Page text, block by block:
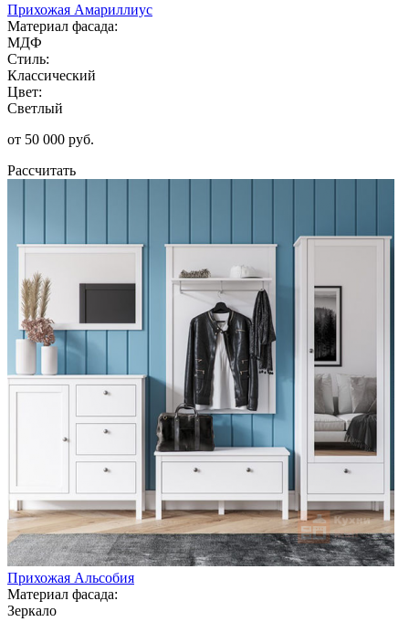
Прихожая Амариллиус
Материал фасада:
МДФ
Стиль:
Классический
Цвет:
Светлый
от 50 000 руб.
Рассчитать
Прихожая Альсобия
Материал фасада:
Зеркало